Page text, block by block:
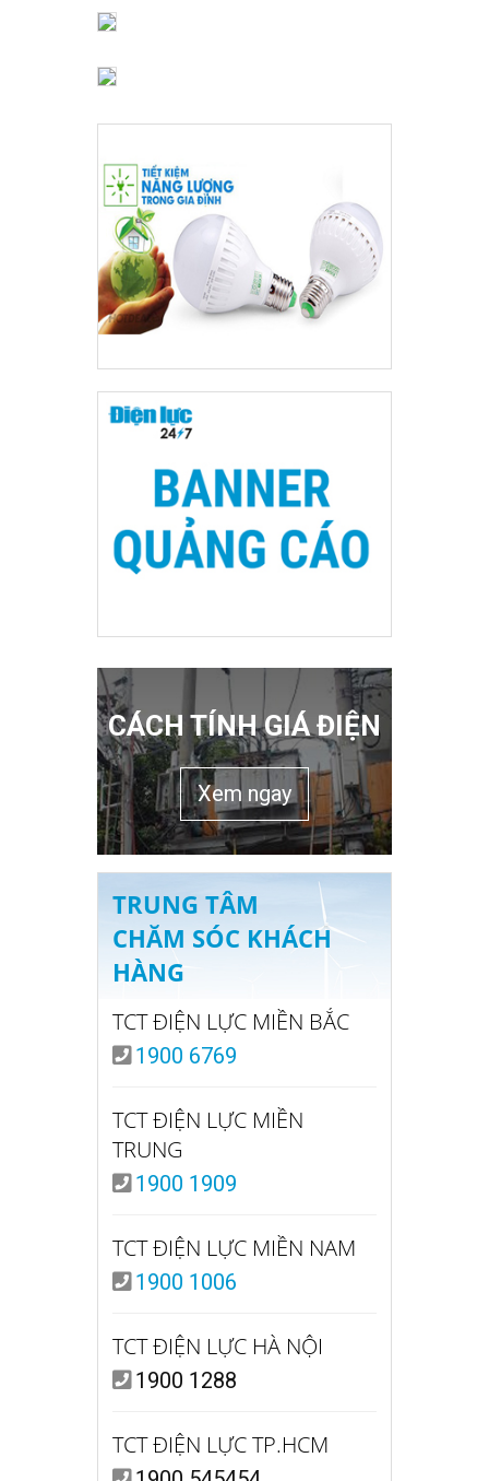
CÁCH TÍNH GIÁ ĐIỆN
Xem ngay
TRUNG TÂM
CHĂM SÓC KHÁCH
HÀNG
TCT ĐIỆN LỰC MIỀN BẮC
1900 6769
TCT ĐIỆN LỰC MIỀN
TRUNG
1900 1909
TCT ĐIỆN LỰC MIỀN NAM
1900 1006
TCT ĐIỆN LỰC HÀ NỘI
1900 1288
TCT ĐIỆN LỰC TP.HCM